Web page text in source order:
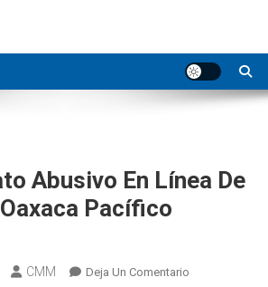
Abusivo En Línea De
Pacífico
CMM Deja Un ComentarioEn